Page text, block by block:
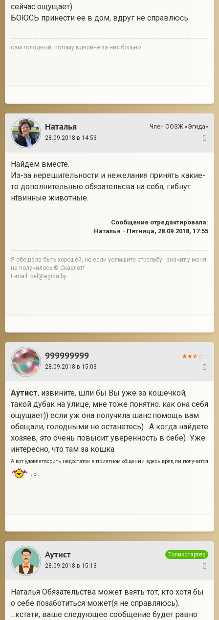
сейчас ощущает).
БОЮСЬ принести ее в дом, вдруг не справлюсь.
сам голодный, потому вдвойне за них больно
Наталья
Член ООЗЖ «Эгида»
28.09.2018 в 14:53
Найдем вместе.
Из-за нерешительности и нежелания принять какие-
то дополнительные обязательсва на себя, гибнут
нtвинные животные.
Сообщение отредактировала:
Наталья - Пятница, 28.09.2018, 17:55
Я обещала быть хорошей, но если услышите стрельбу - значит у меня
не получилось © Скарлетт
E-mail: bel@egida.by
999999999
28.09.2018 в 15:03
Аутист, извините, шли бы Вы уже за кошечкой,
такой дубак на улице, мне тоже понятно. как она себя
ощущает)) если уж она получила шанс.помощь вам
обещали, голодными не останетесь) . А когда найдете
хозяев, это очень повысит уверенность в себе) Уже
интересно, что там за кошка
А вот удовлетворить недостаток в приятном общении здесь вряд ли получится
:lol:
Аутист
Топикстартер
28.09.2018 в 15:13
Наталья Обязательства может взять тот, кто хотя бы
о себе позаботиться может(я не справляюсь).
...кстати, ваше следующее сообщение будет равно